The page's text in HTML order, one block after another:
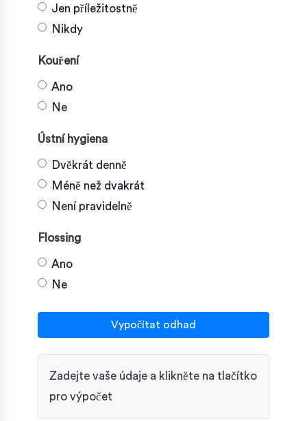
Jen příležitostně
Nikdy
Kouření
Ano
Ne
Ústní hygiena
Dvěkrát denně
Méně než dvakrát
Není pravidelně
Flossing
Ano
Ne
Vypočítat odhad
Zadejte vaše údaje a klikněte na tlačítko
pro výpočet